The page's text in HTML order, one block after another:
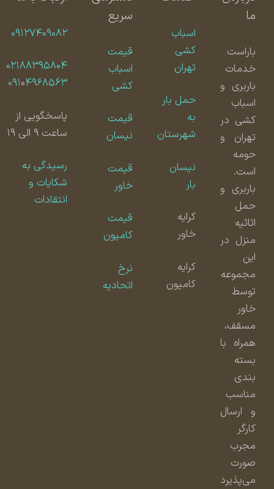
باراست
خدمات
باربری و
اسباب
کشی در
تهران و
حومه
است.
باربری و
حمل
اثاثیه
منزل در
مجموعه
توسط
مسقف،
همراه با
بسته
بندی
مناسب
و ارسال
مجرب
صورت
می‌پذیرد
اسباب
کشی
تهران
حمل بار
شهرستان
نیسان
کامیون
سریع
قیمت
اسباب
کشی
قیمت
نیسان
قیمت
قیمت
کامیون
اتحادیه
۰۹۱۲۷۴۰۹۰۸۲
۰۲۱۸۸۳۹۵۸۰۴
۰۹۱۰۴۹۶۸۵۶۳
پاسخگویی از
ساعت ۹ الی ۱۹
رسیدگی به
شکایات و
انتقادات